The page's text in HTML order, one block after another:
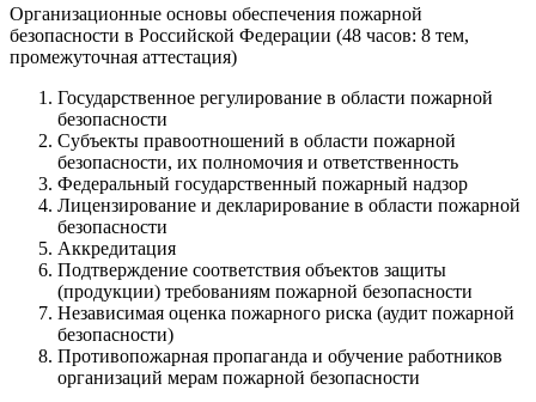
Организационные основы обеспечения пожарной
безопасности в Российской Федерации (48 часов: 8 тем,
промежуточная аттестация)
Государственное регулирование в области пожарной
безопасности
Субъекты правоотношений в области пожарной
безопасности, их полномочия и ответственность
Федеральный государственный пожарный надзор
Лицензирование и декларирование в области пожарной
безопасности
Аккредитация
Подтверждение соответствия объектов защиты
(продукции) требованиям пожарной безопасности
Независимая оценка пожарного риска (аудит пожарной
безопасности)
Противопожарная пропаганда и обучение работников
организаций мерам пожарной безопасности